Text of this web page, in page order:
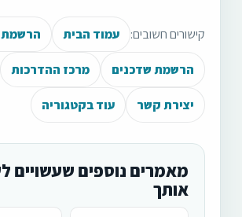
קישורים חשובים: עמוד הבית הרשמת
הרשמת שדכנים מרכז ההדרכות
יצירת קשר עוד בקטגוריה
מאמרים נוספים שעשויים
אותך